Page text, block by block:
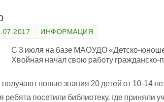
ИНФОРМАЦИЯ
С 3 июля на базе МАОУДО «Детско-
Хвойная начал свою работу гражданско-
новые знания 20 детей от 10-14
ребята посетили библиотеку, где приняли